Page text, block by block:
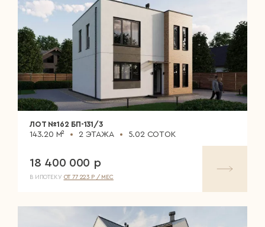
ЛОТ №162 БП-131/3
143.20 М² 2 ЭТАЖА 5.02 СОТОК
18 400 000 р
В ИПОТЕКУ ОТ 77 223 Р / МЕС